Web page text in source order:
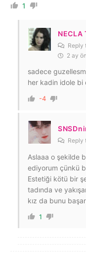
1
NECLA
Reply
2 ay
sadece
her kadin idole bi
-4
Reply
Aslaaa o şekilde
ediyorum çünkü
Estetiği kötü bir
tadında ve
kız da bunu
1